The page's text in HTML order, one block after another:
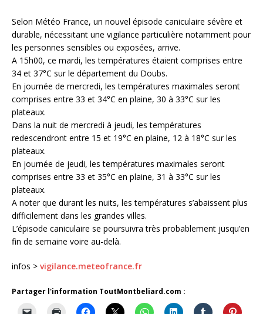
Selon Météo France, un nouvel épisode caniculaire sévère et
durable, nécessitant une vigilance particulière notamment pour
les personnes sensibles ou exposées, arrive.
A 15h00, ce mardi, les températures étaient comprises entre
34 et 37°C sur le département du Doubs.
En journée de mercredi, les températures maximales seront
comprises entre 33 et 34°C en plaine, 30 à 33°C sur les
plateaux.
Dans la nuit de mercredi à jeudi, les températures
redescendront entre 15 et 19°C en plaine, 12 à 18°C sur les
plateaux.
En journée de jeudi, les températures maximales seront
comprises entre 33 et 35°C en plaine, 31 à 33°C sur les
plateaux.
A noter que durant les nuits, les températures s’abaissent plus
difficilement dans les grandes villes.
L’épisode caniculaire se poursuivra très probablement jusqu’en
fin de semaine voire au-delà.
infos > vigilance.meteofrance.fr
Partager l'information ToutMontbeliard.com :